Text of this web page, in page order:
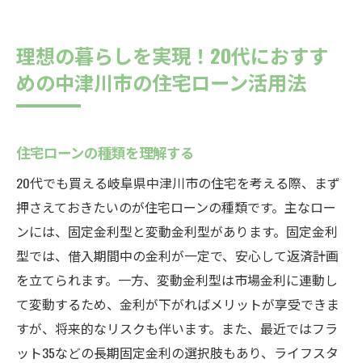
理想の暮らしを実現！20代におすす
めの中津川市の住宅ローン活用法
住宅ローンの種類を理解する
20代でも買える岐阜県中津川市の住宅を考える際、まず
押さえておきたいのが住宅ローンの種類です。主なロー
ンには、固定金利型と変動金利型があります。固定金利
型では、借入期間中の金利が一定で、安心して返済計画
を立てられます。一方、変動金利型は市場金利に連動し
て変動するため、金利が下がればメリットが享受できま
すが、将来的なリスクも伴います。また、最近ではフラ
ット35などの長期固定金利の選択肢もあり、ライフスタ